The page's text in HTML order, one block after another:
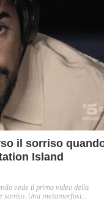
il sorriso
Island
vede il primo video della
sorriso. Una metamorfosi